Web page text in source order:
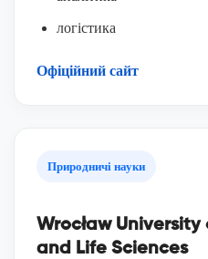
логістика
Офіційний сайт
Природничі науки
Wrocław
and Life Sciences